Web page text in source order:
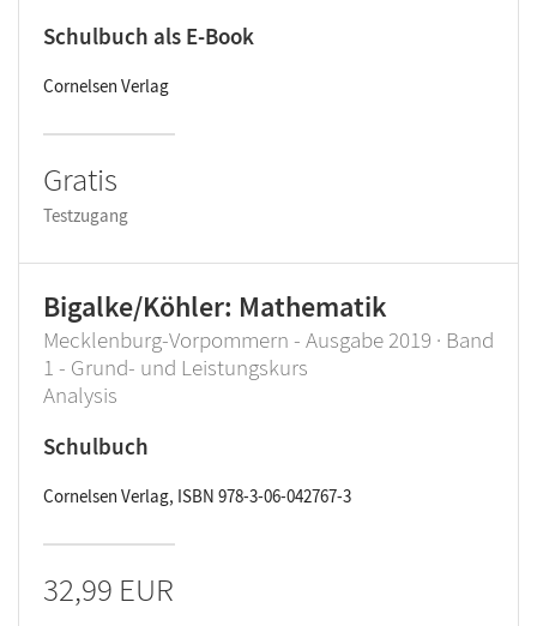
Schulbuch als E-Book
Cornelsen Verlag
Gratis
Testzugang
Bigalke/Köhler: Mathematik
Mecklenburg-Vorpommern - Ausgabe 2019 · Band
1 - Grund- und Leistungskurs
Analysis
Schulbuch
Cornelsen Verlag, ISBN 978-3-06-042767-3
32,99 EUR